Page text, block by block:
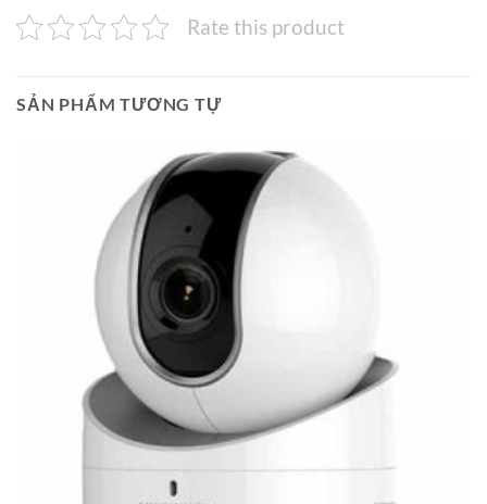
Rate this product
SẢN PHẨM TƯƠNG TỰ